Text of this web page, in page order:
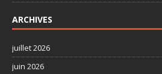
ARCHIVES
juillet 2026
juin 2026